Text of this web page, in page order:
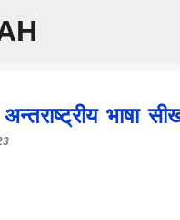
भाषा